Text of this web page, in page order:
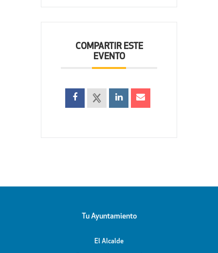
COMPARTIR ESTE
EVENTO
Tu Ayuntamiento
El Alcalde